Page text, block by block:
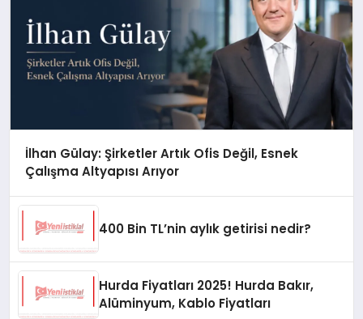
İlhan Gülay: Şirketler Artık Ofis Değil, Esnek
Çalışma Altyapısı Arıyor
400 Bin TL’nin aylık getirisi nedir?
Hurda Fiyatları 2025! Hurda Bakır,
Alüminyum, Kablo Fiyatları